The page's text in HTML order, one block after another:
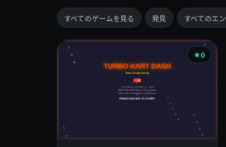
すべてのゲームを見る 発見 すべてのエ
ゲ
覧
0